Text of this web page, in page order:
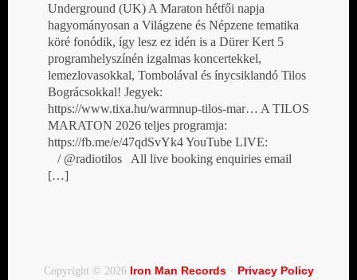
Underground (UK) A Maraton hétfői napja
hagyományosan a Világzene és Népzene tematika
köré fonódik, így lesz ez idén is a Dürer Kert 5
programhelyszínén izgalmas koncertekkel,
lemezlovasokkal, Tombolával és ínycsiklandó Tilos
Bográcsokkal! Jegyek:
https://www.tixa.hu/warmnup-tilos-mar… A TILOS
MARATON 2026 teljes programja:
https://fb.me/e/47qdSvYk4 YouTube LIVE:
/ @radiotilos All live booking enquiries email
[…]
Copyright © 2026 Iron Man Records· Privacy Policy